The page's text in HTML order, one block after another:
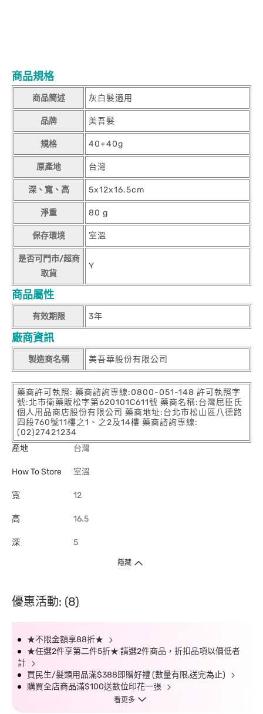
商品規格
商品簡述 灰白髮適用
品牌 美吾髮
規格 40+40g
原產地 台灣
深、寬、高 5x12x16.5cm
淨重 80 g
保存環境 室溫
是否可門市/超商
取貨
Y
商品屬性
有效期限 3年
廠商資訊
製造商名稱 美吾華股份有限公司
藥商許可執照: 藥商諮詢專線:0800-051-148 許可執照字
號:北市衛藥販松字第620101C611號 藥商名稱:台灣屈臣氏
個人用品商店股份有限公司 藥商地址:台北市松山區八德路
四段760號11樓之1、之2及14樓 藥商諮詢專線:
(02)27421234
產地
台灣
How To Store 室溫
寬 12
高 16.5
深 5
隱藏
優惠活動: (8)
★不限金額享88折★
★任選2件享第二件5折★ 請選2件商品，折扣品項以價低者
計
買民生/髮類用品滿$388即贈好禮 (數量有限,送完為止)
購買全店商品滿$100送數位印花一張
看更多